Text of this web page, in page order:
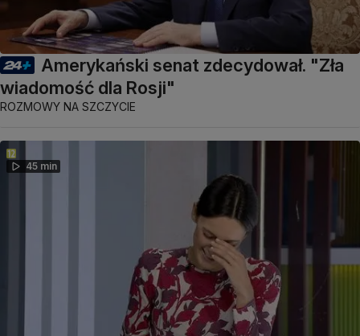
Amerykański senat zdecydował. "Zła
wiadomość dla Rosji"
ROZMOWY NA SZCZYCIE
45 min